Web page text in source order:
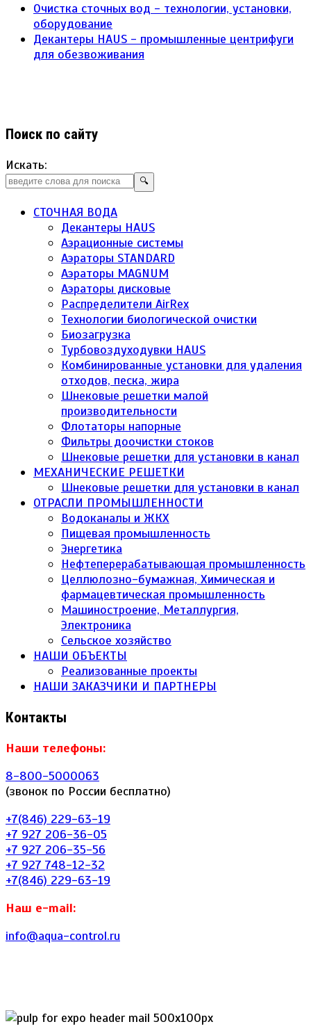
Очистка сточных вод - технологии, установки,
оборудование
Декантеры HAUS - промышленные центрифуги
для обезвоживания
Поиск по сайту
Искать:
🔍
СТОЧНАЯ ВОДА
Декантеры HAUS
Аэрационные системы
Аэраторы STANDARD
Аэраторы MAGNUM
Аэраторы дисковые
Распределители AirRex
Технологии биологической очистки
Биозагрузка
Турбовоздуходувки HAUS
Комбинированные установки для удаления
отходов, песка, жира
Шнековые решетки малой
производительности
Флотаторы напорные
Фильтры доочистки стоков
Шнековые решетки для установки в канал
МЕХАНИЧЕСКИЕ РЕШЕТКИ
Шнековые решетки для установки в канал
ОТРАСЛИ ПРОМЫШЛЕННОСТИ
Водоканалы и ЖКХ
Пищевая промышленность
Энергетика
Нефтеперерабатывающая промышленность
Целлюлозно-бумажная, Химическая и
фармацевтическая промышленность
Машиностроение, Металлургия,
Электроника
Сельское хозяйство
НАШИ ОБЪЕКТЫ
Реализованные проекты
НАШИ ЗАКАЗЧИКИ И ПАРТНЕРЫ
Контакты
Наши телефоны:
8-800-5000063
(звонок по России бесплатно)
+7(846) 229-63-19
+7 927 206-36-05
+7 927 206-35-56
+7 927 748-12-32
+7(846) 229-63-19
Наш e-mail:
info@aqua-control.ru